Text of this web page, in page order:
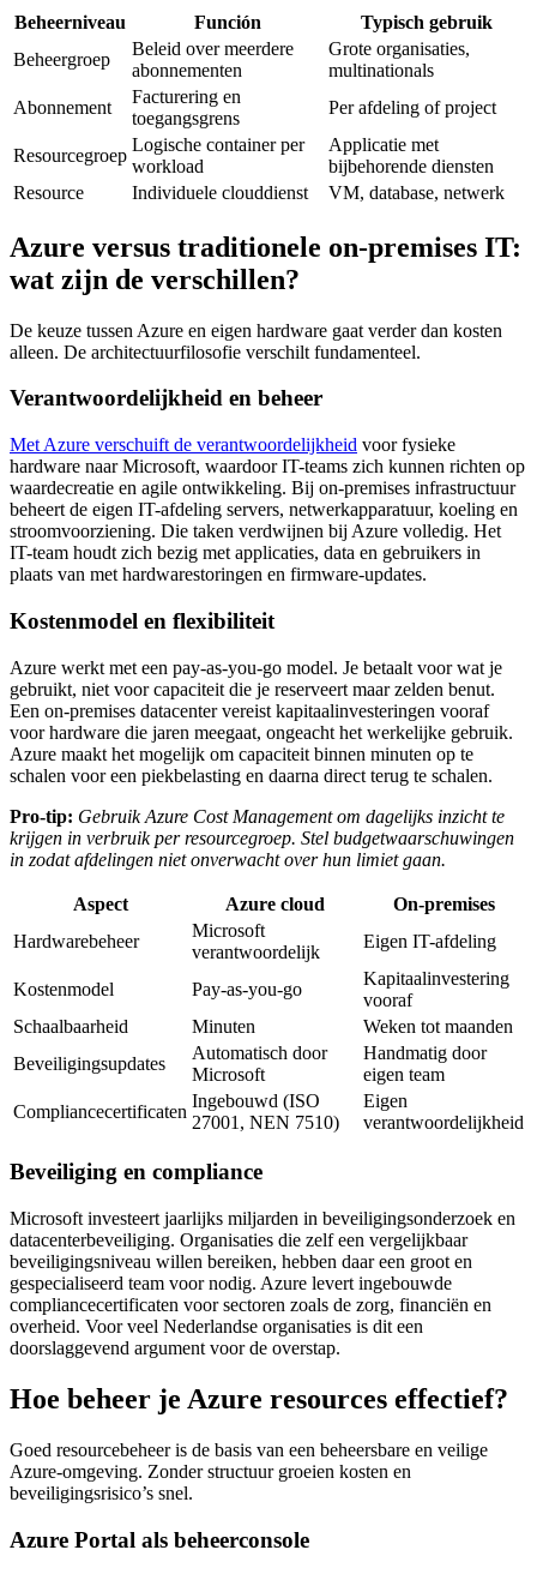
Beheerniveau Función
Typisch gebruik
Beheergroep
Beleid over meerdere
abonnementen
Grote organisaties,
multinationals
Abonnement
Facturering en
toegangsgrens
Per afdeling of project
Resourcegroep
Logische container per
workload
Applicatie met
bijbehorende diensten
Resource
Individuele clouddienst VM, database, netwerk
Azure versus traditionele on-premises IT:
wat zijn de verschillen?
De keuze tussen Azure en eigen hardware gaat verder dan kosten
alleen. De architectuurfilosofie verschilt fundamenteel.
Verantwoordelijkheid en beheer
Met Azure verschuift de verantwoordelijkheid voor fysieke
hardware naar Microsoft, waardoor IT-teams zich kunnen richten op
waardecreatie en agile ontwikkeling. Bij on-premises infrastructuur
beheert de eigen IT-afdeling servers, netwerkapparatuur, koeling en
stroomvoorziening. Die taken verdwijnen bij Azure volledig. Het
IT-team houdt zich bezig met applicaties, data en gebruikers in
plaats van met hardwarestoringen en firmware-updates.
Kostenmodel en flexibiliteit
Azure werkt met een pay-as-you-go model. Je betaalt voor wat je
gebruikt, niet voor capaciteit die je reserveert maar zelden benut.
Een on-premises datacenter vereist kapitaalinvesteringen vooraf
voor hardware die jaren meegaat, ongeacht het werkelijke gebruik.
Azure maakt het mogelijk om capaciteit binnen minuten op te
schalen voor een piekbelasting en daarna direct terug te schalen.
Pro-tip: Gebruik Azure Cost Management om dagelijks inzicht te
krijgen in verbruik per resourcegroep. Stel budgetwaarschuwingen
in zodat afdelingen niet onverwacht over hun limiet gaan.
Aspect Azure cloud
On-premises
Hardwarebeheer
Microsoft
verantwoordelijk
Eigen IT-afdeling
Kostenmodel Pay-as-you-go
Kapitaalinvestering
vooraf
Schaalbaarheid
Minuten
Weken tot maanden
Beveiligingsupdates
Automatisch door
Microsoft
Handmatig door
eigen team
Compliancecertificaten
Ingebouwd (ISO
27001, NEN 7510)
Eigen
verantwoordelijkheid
Beveiliging en compliance
Microsoft investeert jaarlijks miljarden in beveiligingsonderzoek en
datacenterbeveiliging. Organisaties die zelf een vergelijkbaar
beveiligingsniveau willen bereiken, hebben daar een groot en
gespecialiseerd team voor nodig. Azure levert ingebouwde
compliancecertificaten voor sectoren zoals de zorg, financiën en
overheid. Voor veel Nederlandse organisaties is dit een
doorslaggevend argument voor de overstap.
Hoe beheer je Azure resources effectief?
Goed resourcebeheer is de basis van een beheersbare en veilige
Azure-omgeving. Zonder structuur groeien kosten en
beveiligingsrisico’s snel.
Azure Portal als beheerconsole